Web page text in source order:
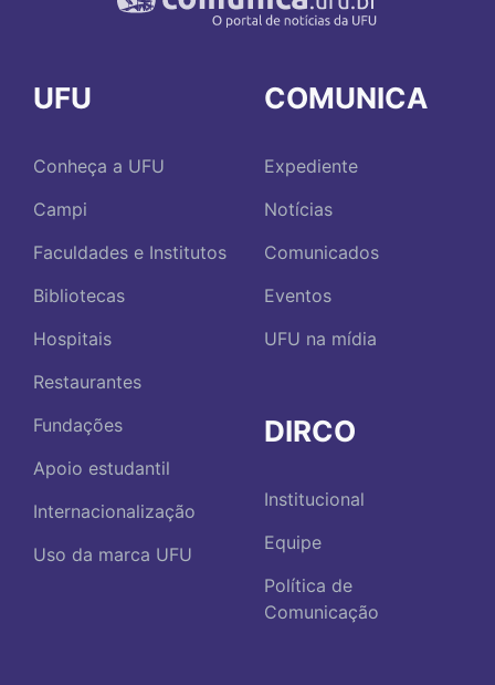
UFU
Conheça a UFU
Campi
Faculdades e Institutos
Bibliotecas
Hospitais
Restaurantes
Fundações
Apoio estudantil
Internacionalização
Uso da marca UFU
COMUNICA
Expediente
Notícias
Comunicados
Eventos
UFU na mídia
DIRCO
Institucional
Equipe
Política de
Comunicação